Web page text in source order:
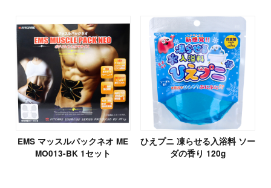
EMS マッスルパックネオ ME
MO013-BK 1セット
ひえプニ 凍らせる入浴料 ソー
ダの香り 120g